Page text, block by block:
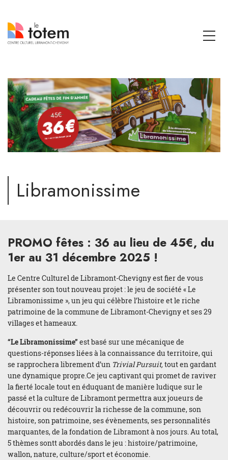
Libramonissime
PROMO fêtes : 36 au lieu de 45€, du
1er au 31 décembre 2025 !
Le Centre Culturel de Libramont-Chevigny est fier de vous
présenter son tout nouveau projet : le jeu de société « Le
Libramonissime », un jeu qui célèbre l’histoire et le riche
patrimoine de la commune de Libramont-Chevigny et ses 29
villages et hameaux.
“Le Libramonissime” est basé sur une mécanique de
questions-réponses liées à la connaissance du territoire, qui
se rapprochera librement d’un Trivial Pursuit,tout en gardant
une dynamique propre.Ce jeu captivant qui promet de raviver
la fierté locale tout en éduquant de manière ludique sur le
passé et la culture de Libramont permettra aux joueurs de
découvrir ou redécouvrir la richesse de la commune, son
histoire, son patrimoine, ses évènements, ses personnalités
marquantes, de la fondation de Libramont à nos jours. Au total,
5 thèmes sontt abordés dans le jeu : histoire/patrimoine,
wallon, nature, culture/sport et économie.